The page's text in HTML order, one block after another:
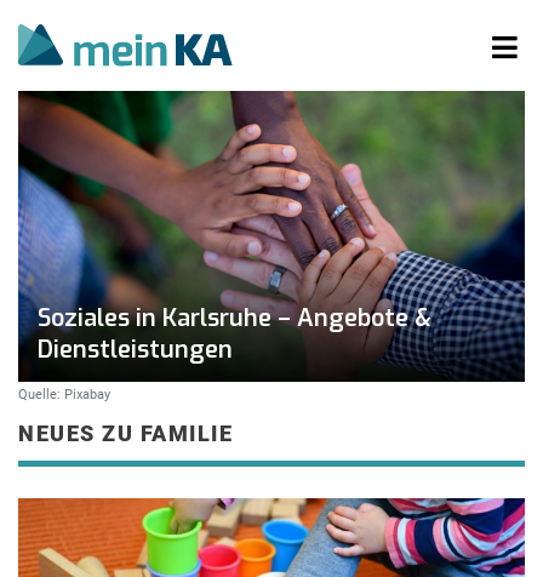
Soziales in Karlsruhe – Angebote &
Dienstleistungen
Quelle: Pixabay
NEUES ZU FAMILIE